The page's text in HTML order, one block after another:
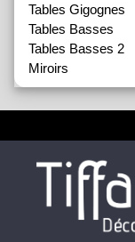
Tables Gigognes
Tables Basses
Tables Basses 2
Miroirs